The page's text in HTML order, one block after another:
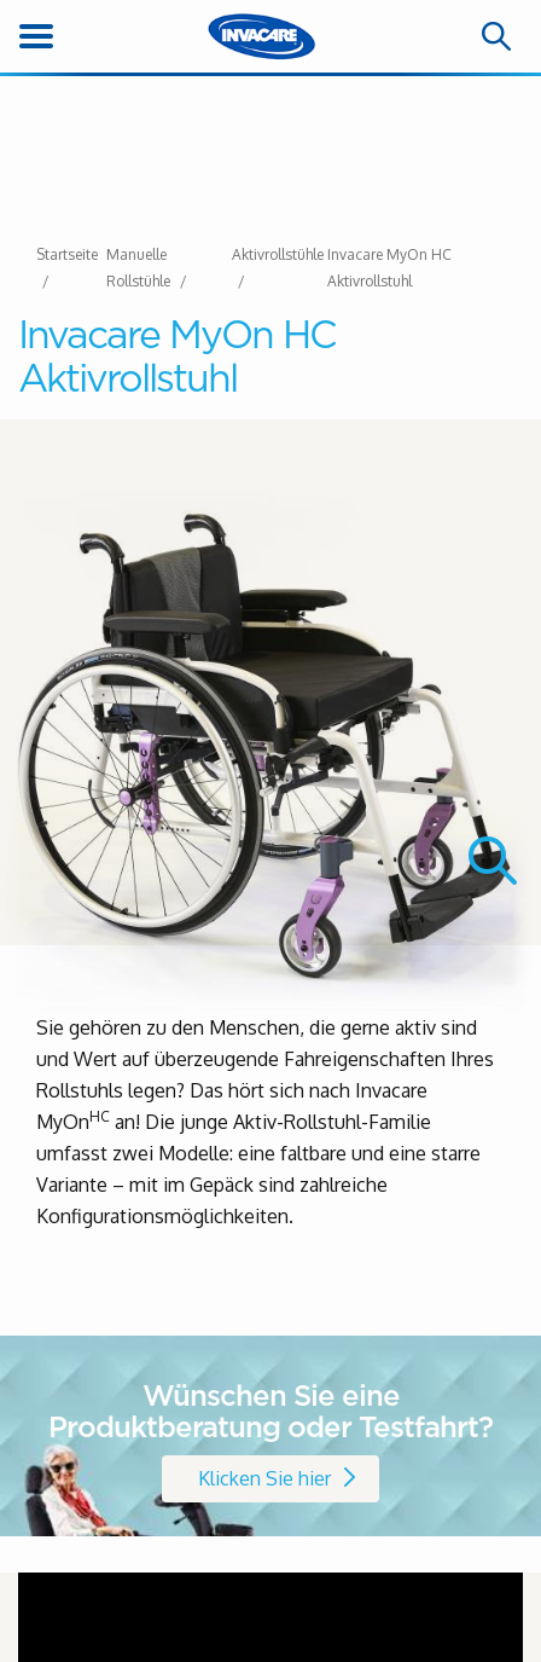
Startseite Manuelle
Rollstühle
Aktivrollstühle Invacare MyOn HC
Aktivrollstuhl
Invacare MyOn HC
Aktivrollstuhl
Sie gehören zu den Menschen, die gerne aktiv sind
und Wert auf überzeugende Fahreigenschaften Ihres
Rollstuhls legen? Das hört sich nach Invacare
MyOnHC an! Die junge Aktiv-Rollstuhl-Familie
umfasst zwei Modelle: eine faltbare und eine starre
Variante – mit im Gepäck sind zahlreiche
Konfigurationsmöglichkeiten.
Wünschen Sie eine
Produktberatung oder Testfahrt?
Klicken Sie hier